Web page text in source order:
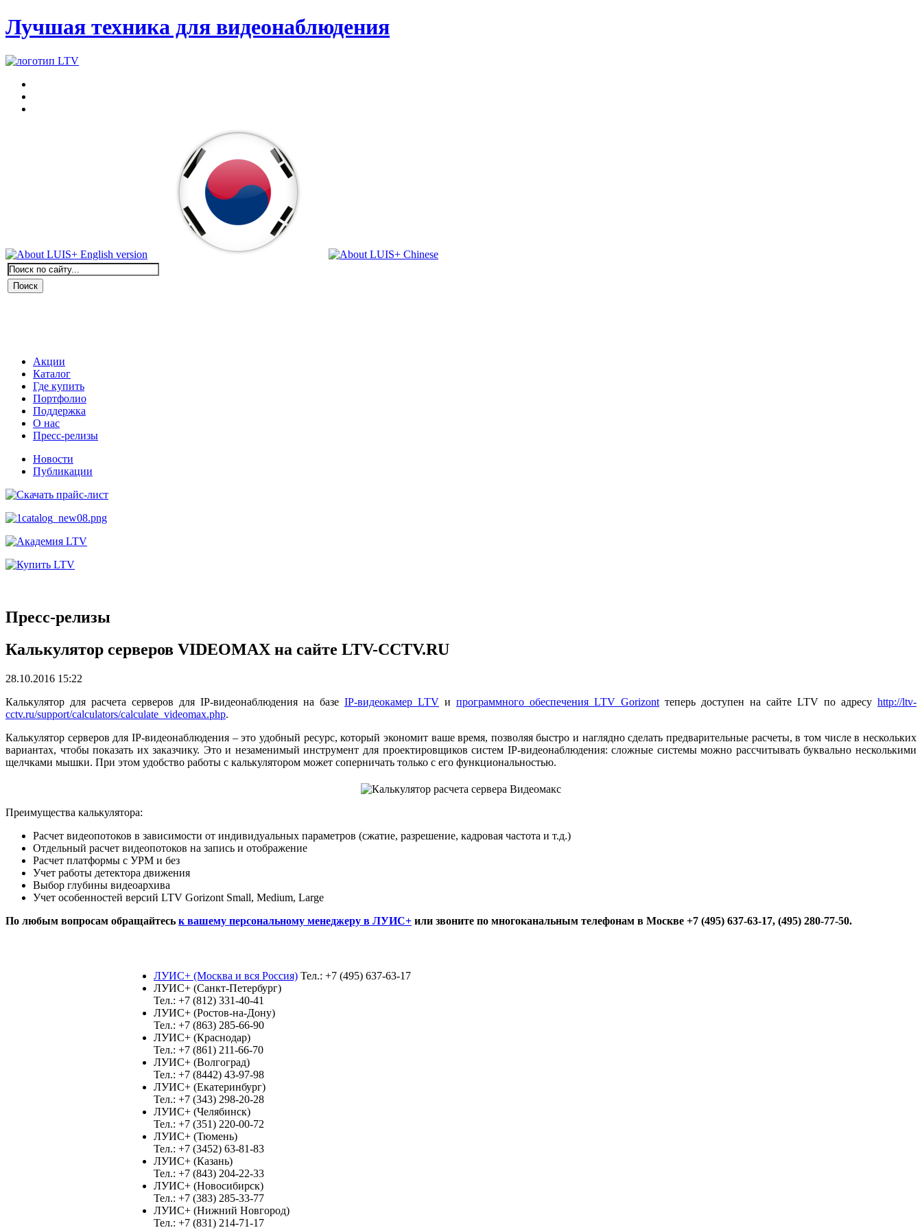
Лучшая техника для видеонаблюдения
Акции
Каталог
Где купить
Портфолио
Поддержка
О нас
Пресс-релизы
Новости
Публикации
Пресс-релизы
Калькулятор серверов VIDEOMAX на сайте LTV-CCTV.RU
28.10.2016 15:22
Калькулятор для расчета серверов для IP-видеонаблюдения на базе IP-видеокамер LTV и программного обеспечения LTV Gorizont теперь доступен на сайте LTV по адресу http://ltv-
cctv.ru/support/calculators/calculate_videomax.php.
Калькулятор серверов для IP-видеонаблюдения – это удобный ресурс, который экономит ваше время, позволяя быстро и наглядно сделать предварительные расчеты, в том числе в нескольких
вариантах, чтобы показать их заказчику. Это и незаменимый инструмент для проектировщиков систем IP-видеонаблюдения: сложные системы можно рассчитывать буквально несколькими
щелчками мышки. При этом удобство работы с калькулятором может соперничать только с его функциональностью.
Преимущества калькулятора:
Расчет видеопотоков в зависимости от индивидуальных параметров (сжатие, разрешение, кадровая частота и т.д.)
Отдельный расчет видеопотоков на запись и отображение
Расчет платформы с УРМ и без
Учет работы детектора движения
Выбор глубины видеоархива
Учет особенностей версий LTV Gorizont Small, Medium, Large
По любым вопросам обращайтесь к вашему персональному менеджеру в ЛУИС+ или звоните по многоканальным телефонам в Москве +7 (495) 637-63-17, (495) 280-77-50.
ЛУИС+ (Москва и вся Россия) Тел.: +7 (495) 637-63-17
ЛУИС+ (Санкт-Петербург)
Тел.: +7 (812) 331-40-41
ЛУИС+ (Ростов-на-Дону)
Тел.: +7 (863) 285-66-90
ЛУИС+ (Краснодар)
Тел.: +7 (861) 211-66-70
ЛУИС+ (Волгоград)
Тел.: +7 (8442) 43-97-98
ЛУИС+ (Екатеринбург)
Тел.: +7 (343) 298-20-28
ЛУИС+ (Челябинск)
Тел.: +7 (351) 220-00-72
ЛУИС+ (Тюмень)
Тел.: +7 (3452) 63-81-83
ЛУИС+ (Казань)
Тел.: +7 (843) 204-22-33
ЛУИС+ (Новосибирск)
Тел.: +7 (383) 285-33-77
ЛУИС+ (Нижний Новгород)
Тел.: +7 (831) 214-71-17